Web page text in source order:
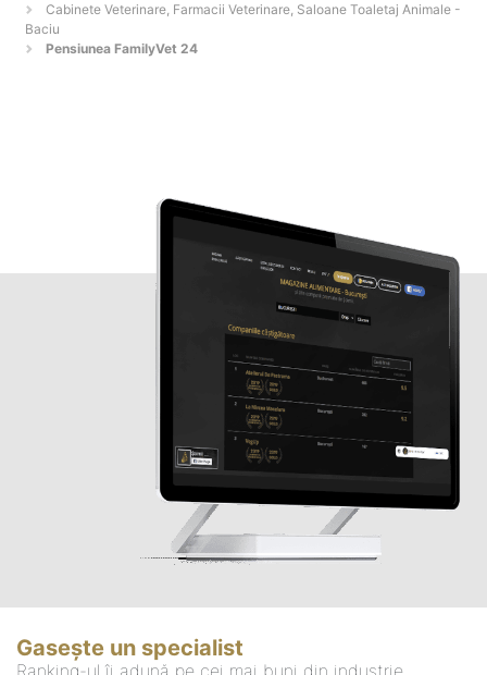
Cabinete Veterinare, Farmacii Veterinare, Saloane Toaletaj Animale -
Baciu
Pensiunea FamilyVet 24
Gasește un specialist